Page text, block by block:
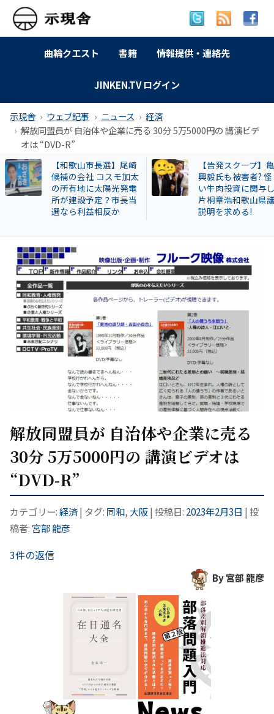
曲輪クエスト 書籍 情報提供・連絡先
JINKEN.TV ログイン
示現舎 ウェブ記事 ニュース
経済
解放同盟員が 自治体や企業に売る 30分 5万5000円の 講演ビデ
オは “DVD-R”
【告発スクープ】亀田
興毅氏も被害者? 怪し
い牛肉投資に関与した
片桐章浩和歌山県議に
説明を求める!
【岐南町】セクハ
動その後 議員全員
〝謎ルール〟導入
会は混乱！現町長
撃すると…
解放同盟員が 自治体や企業に売る
30分 5万5000円の 講演ビデオは
“DVD-R”
カテゴリー:経済| タグ: 同和, 大阪| 投稿日: 2023年2月3日 | 投
稿者: 宮部 龍彦
3件の返信
By 宮部 龍彦